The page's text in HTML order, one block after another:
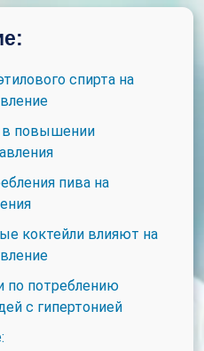
спирта на
в повышении
пива на
коктейли влияют на
по потреблению
с гипертонией